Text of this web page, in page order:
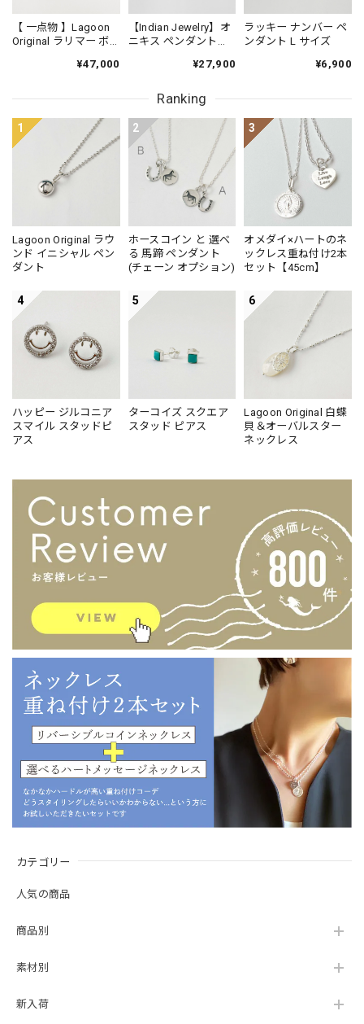
カテゴリー
人気の商品
商品別
素材別
新入荷
【 一点物 】Lagoon
Original ラリマー ボ
ラデーション ネック
¥47,000
【Indian Jewelry】オ
ニキス ペンダント
¥27,900
ラッキー ナンバー ペ
ンダント L サイズ
¥6,900
Ranking
1
Lagoon Original ラウ
ンド イニシャル ペン
ダント
2
ホースコイン と 選べ
る 馬蹄 ペンダント
(チェーン オプション)
3
オメダイ×ハートのネ
ックレス重ね付け2本
セット【45cm】
4
ハッピー ジルコニア
スマイル スタッドピ
アス
5
ターコイズ スクエア
スタッド ピアス
6
Lagoon Original 白蝶
貝＆オーバルスター
ネックレス